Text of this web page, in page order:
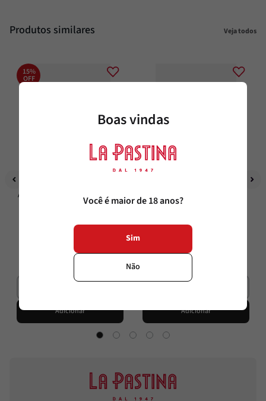
Produtos similares Veja todos
15%
OFF
Aceto Balsamico di Modena IGP LP
Maestra S/ Caramelo Equilibrado
56,02
Adicionar
Aceto Balsâmico de Modena IGP
500ml La Pastina
R$33
Adicionar
Boas vindas
Você é maior de 18 anos?
Sim
Não